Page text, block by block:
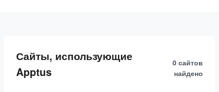
Сайты, использующие
Apptus
0 сайтов
найдено